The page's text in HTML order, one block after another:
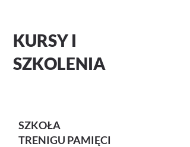
KURSY I
SZKOLENIA
SZKOŁA
TRENIGU PAMIĘCI